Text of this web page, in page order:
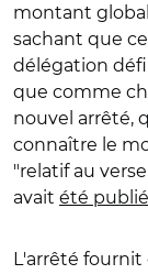
montant
sachant que
délégation
que comme
nouvel arrêté,
connaître le
"relatif au
avait été
L'arrêté